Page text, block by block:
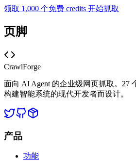
领取 1,000 个免费 credits 开始抓取
页脚
CrawlForge
面向 AI Agent 的企业级网页抓取。27
构建智能系统的现代开发者而设计。
产品
功能